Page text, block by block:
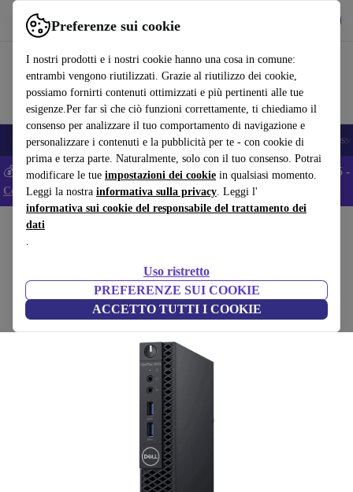
Preferenze sui cookie
I nostri prodotti e i nostri cookie hanno una cosa in comune:
entrambi vengono riutilizzati. Grazie al riutilizzo dei cookie,
possiamo fornirti contenuti ottimizzati e più pertinenti alle tue
esigenze.Per far sì che ciò funzioni correttamente, ti chiediamo il
consenso per analizzare il tuo comportamento di navigazione e
personalizzare i contenuti e la pubblicità per te - con cookie di
prima e terza parte. Naturalmente, solo con il tuo consenso. Potrai
modificare le tue impostazioni dei cookie in qualsiasi momento.
Leggi la nostra informativa sulla privacy. Leggi l'
informativa sui cookie del responsabile del trattamento dei
dati
.
Uso ristretto
PREFERENZE SUI COOKIE
ACCETTO TUTTI I COOKIE
Usa refurbed in modo rapido e semplice
🎒 Back to school Smartphone Portatili Tablet Smartwatch
💰 Extra -5% su tutti gli smartphone Android - Codice: ANDROID5 -
Condizioni
Home
Dell Optiplex 3070 Micro
i3-9100T | 8 GB | 128 GB SSD | Win 11 Pro 196,87 €
559,00 €